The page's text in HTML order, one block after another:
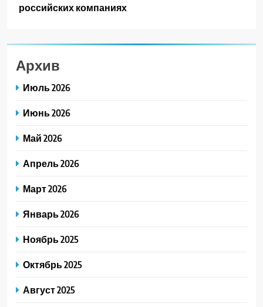
российских компаниях
Архив
Июль 2026
Июнь 2026
Май 2026
Апрель 2026
Март 2026
Январь 2026
Ноябрь 2025
Октябрь 2025
Август 2025